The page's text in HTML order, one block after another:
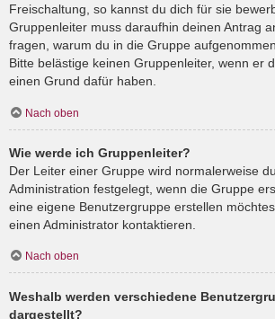
Freischaltung, so kannst du dich für sie
Gruppenleiter muss daraufhin deinen Antrag
fragen, warum du in die Gruppe
Bitte belästige keinen Gruppenleiter, wenn er
einen Grund dafür haben.
Nach oben
Wie werde ich Gruppenleiter?
Der Leiter einer Gruppe wird normalerweise
Administration festgelegt, wenn die Gruppe
eine eigene Benutzergruppe erstellen
einen Administrator kontaktieren.
Nach oben
Weshalb werden verschiedene
dargestellt?